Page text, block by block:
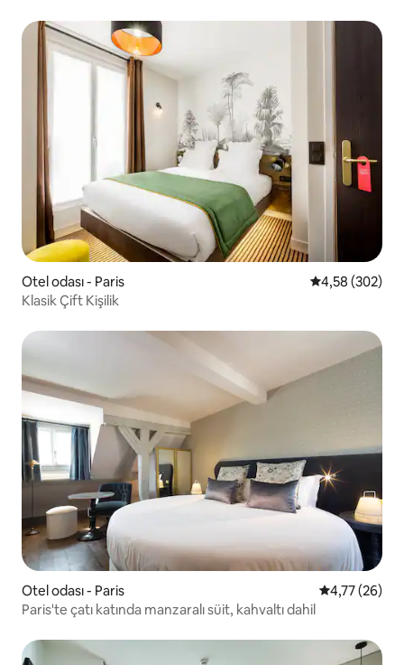
Otel odası - Paris 5 üzerinden
4,58 (302)
Klasik Çift Kişilik
Otel odası - Paris 5 üzerinden
4,77 (26)
Paris'te çatı katında manzaralı süit, kahvaltı dahil